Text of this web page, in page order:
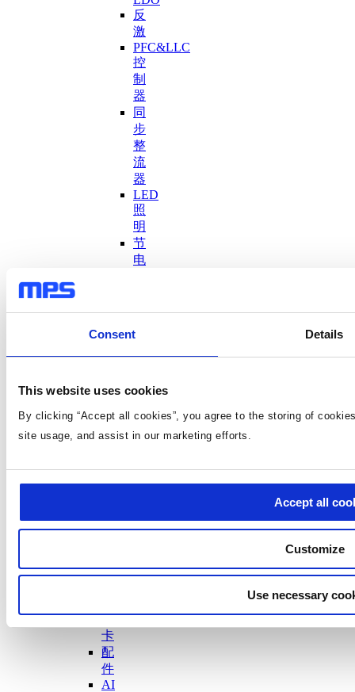
Consent Details
This website uses cookies
By clicking “Accept all cookies”, you agree to the storing of
site usage, and assist in our marketing efforts.
Accept all
Customize
Use necessary
反
激
PFC&LLC
控
制
器
同
步
整
流
器
LED
照
明
节
电
整
估
板
案
PoE
电
机
池
USB
电
速
卡
配
件
AI